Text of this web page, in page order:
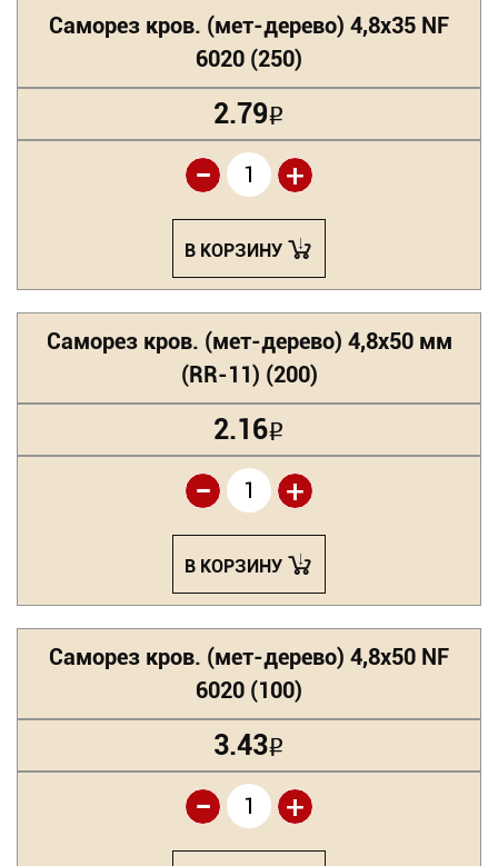
Саморез кров. (мет-дерево) 4,8х35 NF
6020 (250)
2.79Р
+
-
В КОРЗИНУ
Саморез кров. (мет-дерево) 4,8х50 мм
(RR-11) (200)
2.16Р
+
-
В КОРЗИНУ
Саморез кров. (мет-дерево) 4,8х50 NF
6020 (100)
3.43Р
+
-